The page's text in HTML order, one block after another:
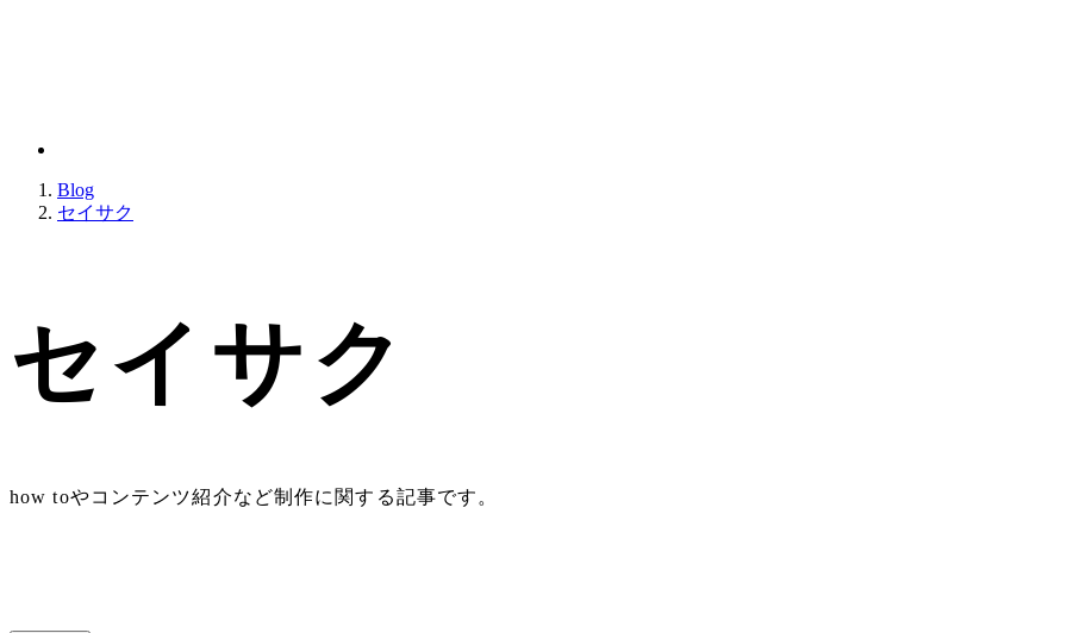
Blog
セイサク
セイサク
how toやコンテンツ紹介など制作に関する記事です。